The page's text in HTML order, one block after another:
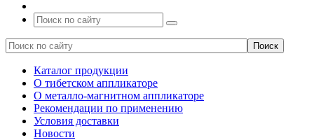
Каталог продукции
О тибетском аппликаторе
О металло-магнитном аппликаторе
Рекомендации по применению
Условия доставки
Новости